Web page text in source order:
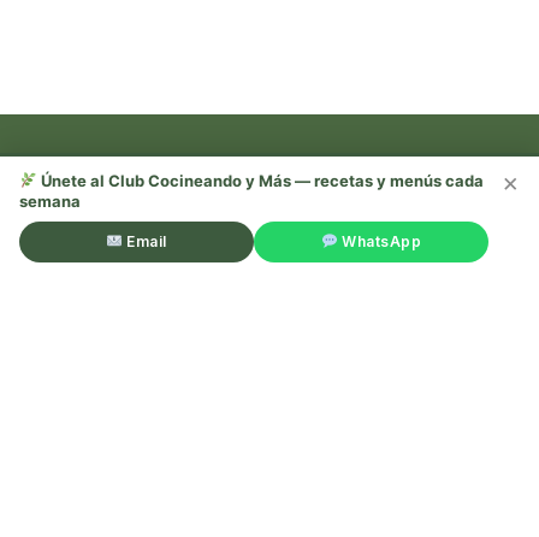
Recetas, trucos y mucho más —
¡sígueme en redes!
×
Únete al Club Cocineando y Más — recetas y menús cada
semana
Email WhatsApp